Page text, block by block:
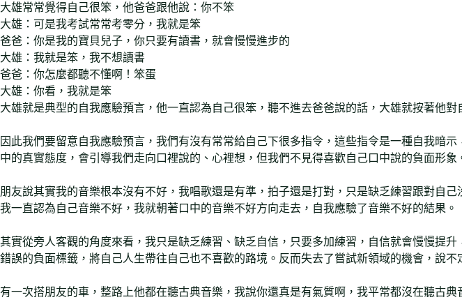
大雄常常覺得自己很笨，他爸爸跟他說：你不笨
大雄：可是我考試常常考零分，我就是笨
爸爸：你是我的寶貝兒子，你只要有讀書，就會慢慢進步的
大雄：我就是笨，我不想讀書
爸爸：你怎麼都聽不懂啊！笨蛋
大雄：你看，我就是笨
大雄就是典型的自我應驗預言，他一直認為自己很笨，聽不進去爸爸說的話，大雄就按著他對
因此我們要留意自我應驗預言，我們有沒有常常給自己下很多指令，這些指令是一種自我暗
中的真實態度，會引導我們走向口裡說的、心裡想，但我們不見得喜歡自己口中說的負面形象
朋友說其實我的音樂根本沒有不好，我唱歌還是有準，拍子還是打對，只是缺乏練習跟對自
我一直認為自己音樂不好，我就朝著口中的音樂不好方向走去，自我應驗了音樂不好的結果。
其實從旁人客觀的角度來看，我只是缺乏練習、缺乏自信，只要多加練習，自信就會慢慢提
錯誤的負面標籤，將自己人生帶往自己也不喜歡的路境。反而失去了嘗試新領域的機會，說
有一次搭朋友的車，整路上他都在聽古典音樂，我說你還真是有氣質啊，我平常都沒在聽古